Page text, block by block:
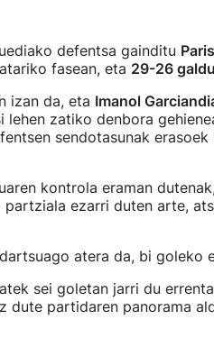
defentsa gainditu
fasean, eta 29-26
izan da, eta Imanol
lehen zatiko denbora
sendotasunak erasoek
kontrola eraman
ezarri duten arte,
atera da, bi goleko
sei goletan jarri du
dute partidaren panorama